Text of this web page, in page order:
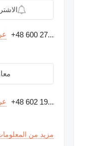
+48 600 27...
+48 602 19...
مزيد من